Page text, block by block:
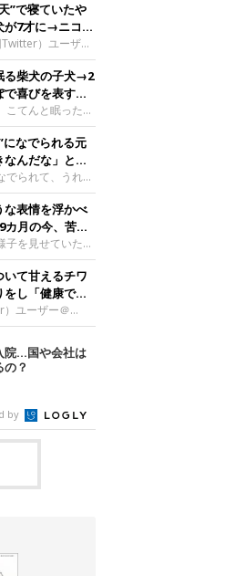
”で寝ていたや
が7才に→ニコニ
魅力のコに成
）ユーザー
んの愛犬でウェル
ロークの神楽ちゃ
という神楽ちゃ
な子犬時代を過ご
は、神楽ちゃんの
ります！神楽ち
！お迎えから数
時生後2カ月）＠
迎え当初の神楽
てください。飼
ら“ヘソ天”で寝
る柴犬の子犬→2
喜びを表すコ
こてんと眠った子
や行動にさまざ
なりました。遊
なっちゃん遊び
。@Pkndg_紹介
）ユーザー
っちゃん（取材
こちらの写真
月のころに撮影
、なっちゃんは家
でいました。た
その後は眠り始
ちゃん。
になでられる元
んだな」と感
られて、うれし
護犬。甘えるよう
でほっこりしま
”に甘える小次郎
い、うれしそうな
（2026年6月撮
するのは、X（旧
さんの愛
5才）。こちら
と一緒に散歩をし
ら自宅へ帰る途
わせ
な表情を浮かべ
月の今、苦手
成長！
子を見せていた元
ら約3年半、苦手
服し、家族に寄
お迎え当日、ケ
え当日のシルビ
今回紹介する
ザー
犬・シルビアち
2カ月）。飼い
一枚」として投
の隅で不安そうな
ちゃんの姿が写っ
護犬だったシル
て甘えるチワ
し「健康で穏
しい」と願う
ユーザー＠
稿した写真。写
ワのつぶしゃん
す。飼い主さん
ん（撮影時6
当時の状況に
んはこう教えてく
「ある休日のこ
た途端にひざの
のままなでながら
が、微動だにしな
と、腕にしがみ
院…国や会社は
？
by